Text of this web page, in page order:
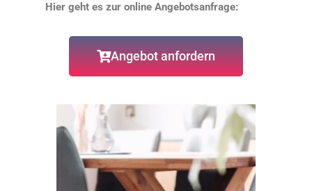
Hier geht es zur online Angebotsanfrage:
Angebot anfordern